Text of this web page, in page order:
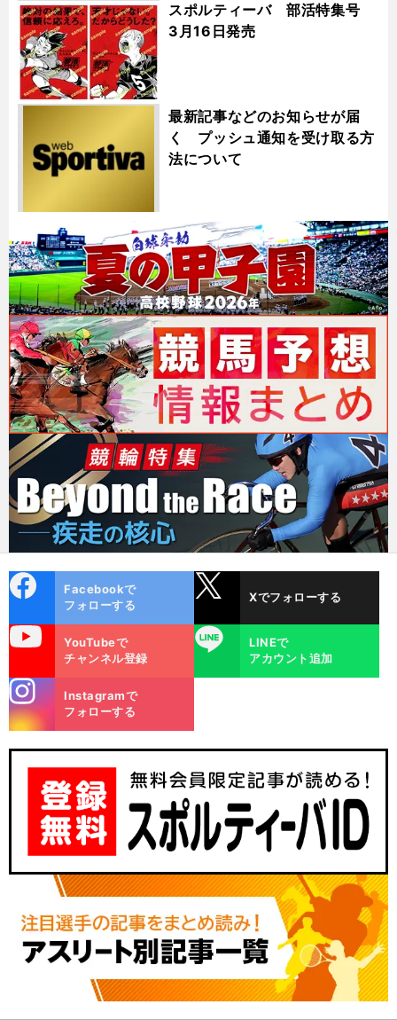
スポルティーバ 部活特集号
3月16日発売
最新記事などのお知らせが届
く プッシュ通知を受け取る方
法について
ok
Facebookで
フォローする
Xでフォローする
YouTubeで
チャンネル登録
LINE
LINEで
アカウント追加
m
Instagramで
フォローする